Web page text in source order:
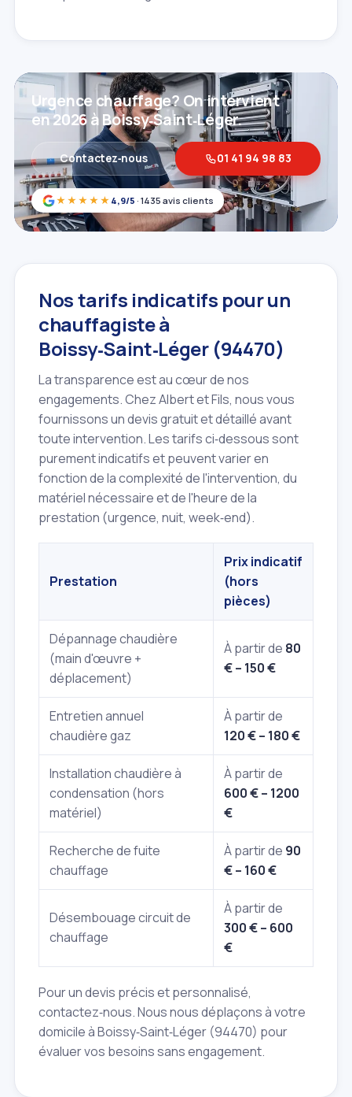
★★★★★ 4,9/5 · 1435 avis clients
Urgence chauffage? On intervient
en 2026 à Boissy‑Saint‑Léger.
Contactez‑nous 01 41 94 98 83
Nos tarifs indicatifs pour un
chauffagiste à
Boissy‑Saint‑Léger (94470)
La transparence est au cœur de nos
engagements. Chez Albert et Fils, nous vous
fournissons un devis gratuit et détaillé avant
toute intervention. Les tarifs ci‑dessous sont
purement indicatifs et peuvent varier en
fonction de la complexité de l'intervention, du
matériel nécessaire et de l'heure de la
prestation (urgence, nuit, week‑end).
Prestation
Prix indicatif
(hors
pièces)
Dépannage chaudière
(main d'œuvre +
déplacement)
À partir de 80
€ – 150 €
Entretien annuel
chaudière gaz
À partir de
120 € – 180 €
Installation chaudière à
condensation (hors
matériel)
À partir de
600 € – 1200
€
Recherche de fuite
chauffage
À partir de 90
€ – 160 €
Désembouage circuit de
chauffage
À partir de
300 € – 600
€
Pour un devis précis et personnalisé,
contactez‑nous. Nous nous déplaçons à votre
domicile à Boissy‑Saint‑Léger (94470) pour
évaluer vos besoins sans engagement.